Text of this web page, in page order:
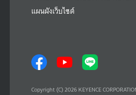
แผนผังเว็บไซต์
Copyright (C) 2026 KEYENCE